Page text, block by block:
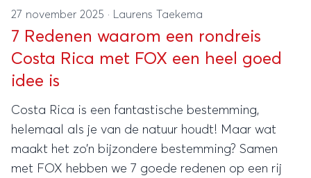
27 november 2025 · Laurens Taekema
7 Redenen waarom een rondreis
Costa Rica met FOX een heel goed
idee is
Costa Rica is een fantastische bestemming,
helemaal als je van de natuur houdt! Maar wat
maakt het zo’n bijzondere bestemming? Samen
met FOX hebben we 7 goede redenen op een rij